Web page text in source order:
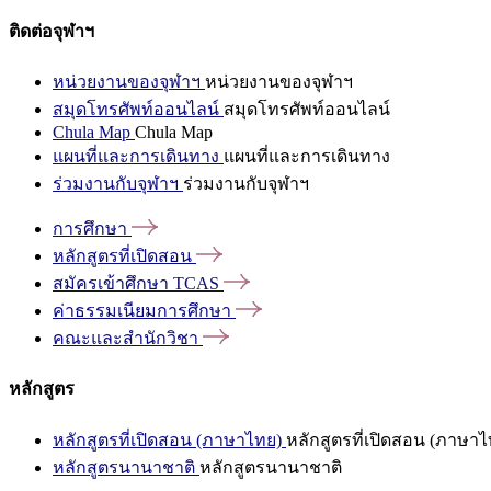
ติดต่อจุฬาฯ
หน่วยงานของจุฬาฯ หน่วยงานของจุฬาฯ
สมุดโทรศัพท์ออนไลน์ สมุดโทรศัพท์ออนไลน์
Chula Map Chula Map
แผนที่และการเดินทาง แผนที่และการเดินทาง
ร่วมงานกับจุฬาฯ ร่วมงานกับจุฬาฯ
การศึกษา
หลักสูตรที่เปิดสอน
สมัครเข้าศึกษา TCAS
ค่าธรรมเนียมการศึกษา
คณะและสำนักวิชา
หลักสูตร
หลักสูตรที่เปิดสอน (ภาษาไทย) หลักสูตรที่เปิดสอน (ภาษาไ
หลักสูตรนานาชาติ หลักสูตรนานาชาติ